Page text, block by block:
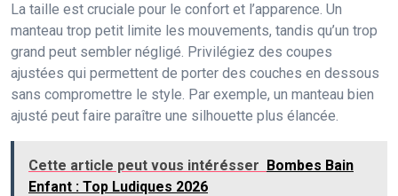
La taille est cruciale pour le confort et l’apparence. Un
manteau trop petit limite les mouvements, tandis qu’un trop
grand peut sembler négligé. Privilégiez des coupes
ajustées qui permettent de porter des couches en dessous
sans compromettre le style. Par exemple, un manteau bien
ajusté peut faire paraître une silhouette plus élancée.
Cette article peut vous intérésser Bombes Bain
Enfant : Top Ludiques 2026